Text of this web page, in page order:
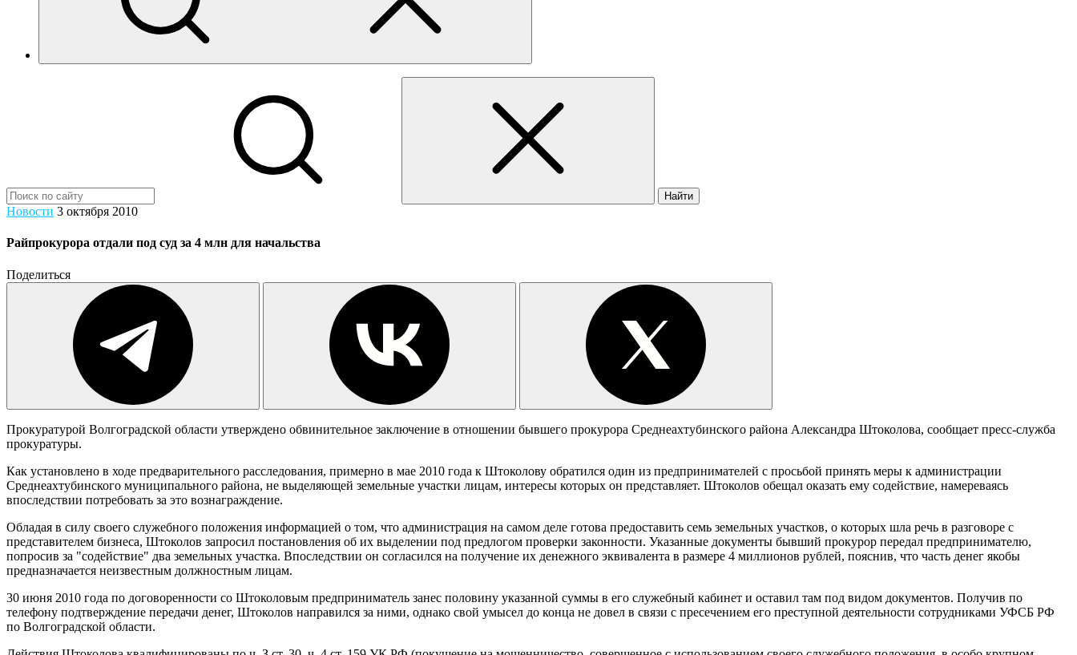
Найти
Новости 3 октября 2010
Райпрокурора отдали под суд за 4 млн для начальства
Поделиться
Прокуратурой Волгоградской области утверждено обвинительное заключение в отношении бывшего прокурора Среднеахтубинского района Александра Штоколова, сообщает пресс-служба
прокуратуры.
Как установлено в ходе предварительного расследования, примерно в мае 2010 года к Штоколову обратился один из предпринимателей с просьбой принять меры к администрации
Среднеахтубинского муниципального района, не выделяющей земельные участки лицам, интересы которых он представляет. Штоколов обещал оказать ему содействие, намереваясь
впоследствии потребовать за это вознаграждение.
Обладая в силу своего служебного положения информацией о том, что администрация на самом деле готова предоставить семь земельных участков, о которых шла речь в разговоре с
представителем бизнеса, Штоколов запросил постановления об их выделении под предлогом проверки законности. Указанные документы бывший прокурор передал предпринимателю,
попросив за "содействие" два земельных участка. Впоследствии он согласился на получение их денежного эквивалента в размере 4 миллионов рублей, пояснив, что часть денег якобы
предназначается неизвестным должностным лицам.
30 июня 2010 года по договоренности со Штоколовым предприниматель занес половину указанной суммы в его служебный кабинет и оставил там под видом документов. Получив по
телефону подтверждение передачи денег, Штоколов направился за ними, однако свой умысел до конца не довел в связи с пресечением его преступной деятельности сотрудниками УФСБ РФ
по Волгоградской области.